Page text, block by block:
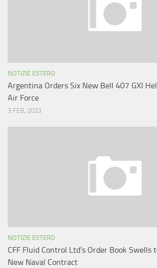
NOTIZIE ESTERO
Argentina Orders Six New Bell 407 GXI
Air Force
3 FEB, 2023
NOTIZIE ESTERO
CFF Fluid Control Ltd’s Order Book
New Naval Contract